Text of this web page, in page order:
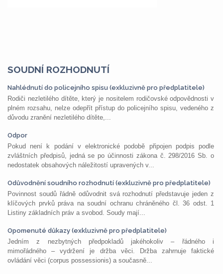
SOUDNÍ ROZHODNUTÍ
Nahlédnutí do policejního spisu (exkluzivně pro předplatitele)
Rodiči nezletilého dítěte, který je nositelem rodičovské odpovědnosti v
plném rozsahu, nelze odepřít přístup do policejního spisu, vedeného z
důvodu zranění nezletilého dítěte,...
Odpor
Pokud není k podání v elektronické podobě připojen podpis podle
zvláštních předpisů, jedná se po účinnosti zákona č. 298/2016 Sb. o
nedostatek obsahových náležitostí upravených v...
Odůvodnění soudního rozhodnutí (exkluzivně pro předplatitele)
Povinnost soudů řádně odůvodnit svá rozhodnutí představuje jeden z
klíčových prvků práva na soudní ochranu chráněného čl. 36 odst. 1
Listiny základních práv a svobod. Soudy mají...
Opomenuté důkazy (exkluzivně pro předplatitele)
Jedním z nezbytných předpokladů jakéhokoliv – řádného i
mimořádného – vydržení je držba věci. Držba zahrnuje faktické
ovládání věci (corpus possessionis) a současně...